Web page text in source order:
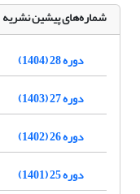
شماره‌های پیشین نشریه
دوره 28 (1404)
دوره 27 (1403)
دوره 26 (1402)
دوره 25 (1401)